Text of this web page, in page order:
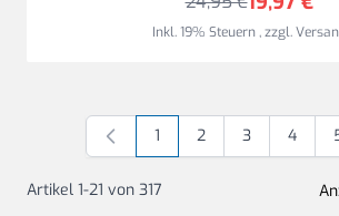
Inkl. 19% Steuern,zzgl.
Artikel 1-21 von 317
Sie lesen gerade Seite
1 Seite
2 Seite
3 Seite
4